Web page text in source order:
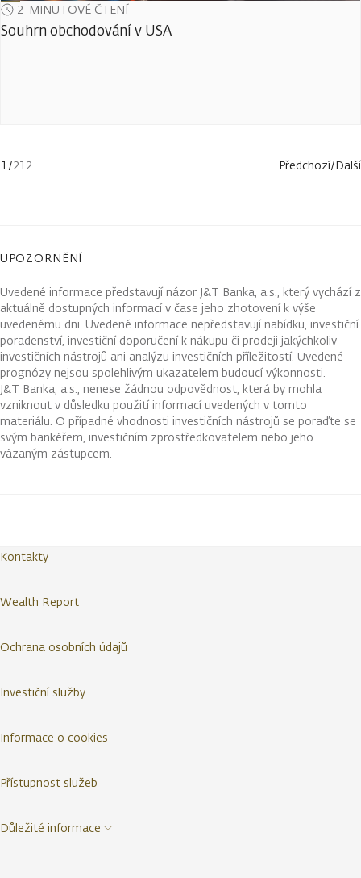
2-MINUTOVÉ ČTENÍ
Souhrn obchodování v USA
1/212 Předchozí/Další
UPOZORNĚNÍ
Uvedené informace představují názor J&T Banka, a.s., který vychází z
aktuálně dostupných informací v čase jeho zhotovení k výše
uvedenému dni. Uvedené informace nepředstavují nabídku, investiční
poradenství, investiční doporučení k nákupu či prodeji jakýchkoliv
investičních nástrojů ani analýzu investičních příležitostí. Uvedené
prognózy nejsou spolehlivým ukazatelem budoucí výkonnosti.
J&T Banka, a.s., nenese žádnou odpovědnost, která by mohla
vzniknout v důsledku použití informací uvedených v tomto
materiálu. O případné vhodnosti investičních nástrojů se poraďte se
svým bankéřem, investičním zprostředkovatelem nebo jeho
vázaným zástupcem.
Kontakty
Wealth Report
Ochrana osobních údajů
Investiční služby
Informace o cookies
Přístupnost služeb
Důležité informace